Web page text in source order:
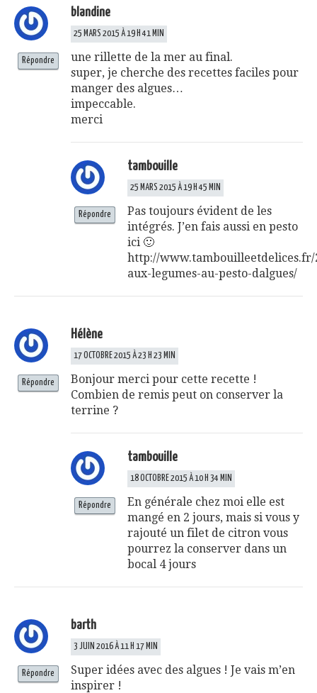
blandine
25 MARS 2015 À 19 H 41 MIN
une rillette de la mer au final.
super, je cherche des recettes faciles pour
manger des algues…
impeccable.
merci
Répondre
tambouille
25 MARS 2015 À 19 H 45 MIN
Pas toujours évident de les
intégrés. J’en fais aussi en pesto
ici 🙂
http://www.tambouilleetdelices.fr/
aux-legumes-au-pesto-dalgues/
Répondre
Hélène
17 OCTOBRE 2015 À 23 H 23 MIN
Bonjour merci pour cette recette !
Combien de remis peut on conserver la
terrine ?
Répondre
tambouille
18 OCTOBRE 2015 À 10 H 34 MIN
En générale chez moi elle est
mangé en 2 jours, mais si vous y
rajouté un filet de citron vous
pourrez la conserver dans un
bocal 4 jours
Répondre
barth
3 JUIN 2016 À 11 H 17 MIN
Super idées avec des algues ! Je vais m’en
inspirer !
Répondre